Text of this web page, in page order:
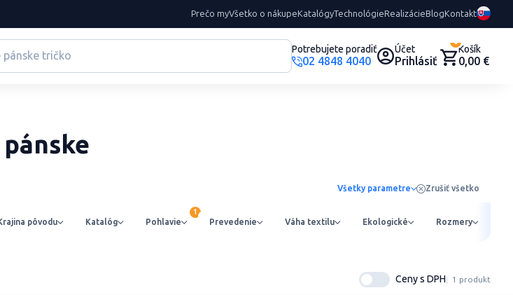
Prečo myVšetko o nákupeKatalógyTechnológieRealizácieBlogKontakt
Potrebujete poradiť
02 4848 4040
Účet
Prihlásiť
0
Košík
0,00 €
Všetky parametre Zrušiť všetko
pôvodu Katalóg Pohlavie Prevedenie Váha textilu Ekologické Rozmery
Ceny s DPH 1 produkt